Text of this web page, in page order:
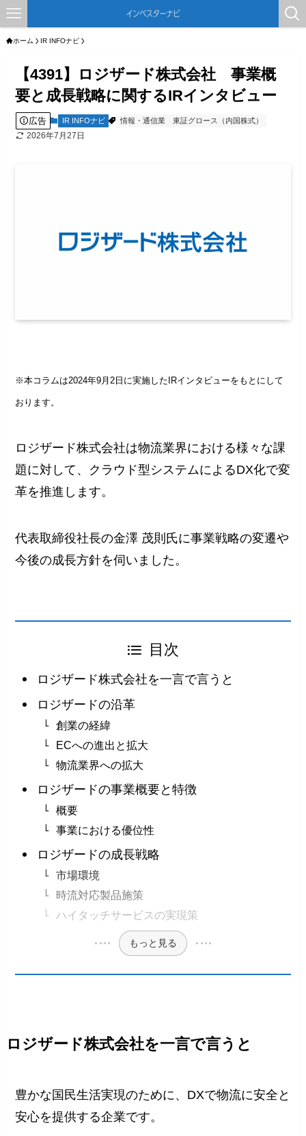
ホーム IR INFOナビ
【4391】ロジザード株式会社 事業概
要と成長戦略に関するIRインタビュー
広告 IR INFOナビ 情報・通信業 東証グロース（内国株式）
2026年7月27日
※本コラムは2024年9月2日に実施したIRインタビューをもとにして
おります。
ロジザード株式会社は物流業界における様々な課
題に対して、クラウド型システムによるDX化で変
革を推進します。
代表取締役社長の金澤 茂則氏に事業戦略の変遷や
今後の成長方針を伺いました。
目次
ロジザード株式会社を一言で言うと
ロジザードの沿革
創業の経緯
ECへの進出と拡大
物流業界への拡大
ロジザードの事業概要と特徴
概要
事業における優位性
ロジザードの成長戦略
市場環境
時流対応製品施策
ハイタッチサービスの実現策
もっと見る
ロジザード株式会社を一言で言うと
豊かな国民生活実現のために、DXで物流に安全と
安心を提供する企業です。